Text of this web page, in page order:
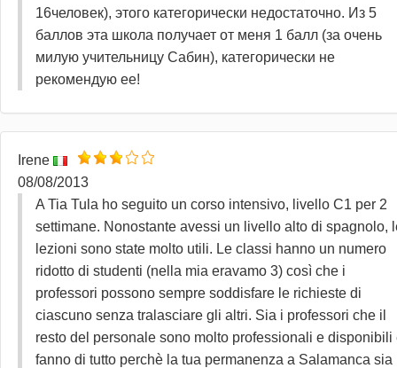
16человек), этого категорически недостаточно. Из 5
баллов эта школа получает от меня 1 балл (за очень
милую учительницу Сабин), категорически не
рекомендую ее!
Irene
08/08/2013
A Tia Tula ho seguito un corso intensivo, livello C1 per 2
settimane. Nonostante avessi un livello alto di spagnolo,
lezioni sono state molto utili. Le classi hanno un numero
ridotto di studenti (nella mia eravamo 3) così che i
professori possono sempre soddisfare le richieste di
ciascuno senza tralasciare gli altri. Sia i professori che il
resto del personale sono molto professionali e disponibili
fanno di tutto perchè la tua permanenza a Salamanca sia